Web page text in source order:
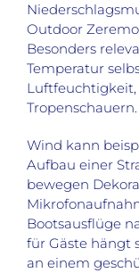
Outdoor
Besonders
Temperatur
Tropenschauern.
Wind kann
Aufbau einer
bewegen
Bootsausflüge
für Gäste hängt
an einem